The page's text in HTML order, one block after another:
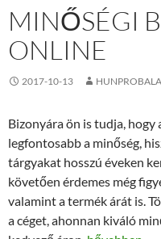
MINŐSÉGI
ONLINE
2017-10-13
Bizonyára ön is tudja, hogy
legfontosabb a minőség,
tárgyakat hosszú éveken
követően érdemes még
valamint a termék árát is.
a céget, ahonnan kiváló